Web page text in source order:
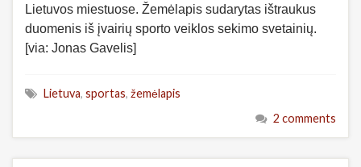
Lietuvos miestuose. Žemėlapis sudarytas ištraukus
duomenis iš įvairių sporto veiklos sekimo svetainių.
[via: Jonas Gavelis]
Lietuva, sportas, žemėlapis
2 comments